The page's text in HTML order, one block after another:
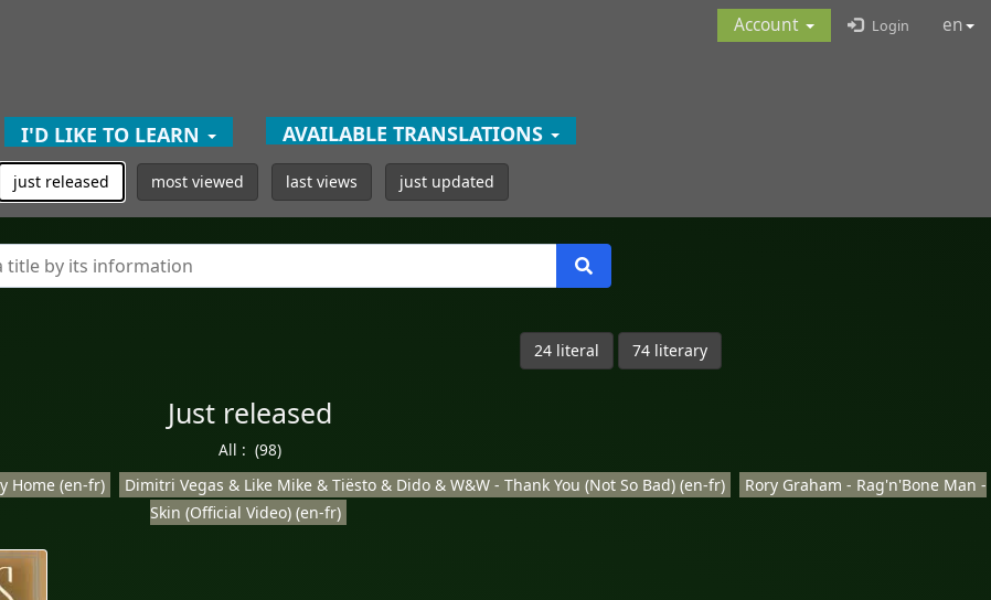
Login en
Account
I'D LIKE TO LEARN AVAILABLE TRANSLATIONS
just released most viewed last views just updated
24 literal 74 literary
Just released
All : (98)
Home (en-fr) Dimitri Vegas & Like Mike & Tiësto & Dido & W&W - Thank You (Not So Bad) (en-fr)
Rory Graham - Rag'n'Bone Man -
Skin (Official Video) (en-fr)